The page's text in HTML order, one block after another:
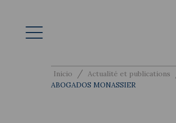
Inicio / Actualité et publications
ABOGADOS MONASSIER